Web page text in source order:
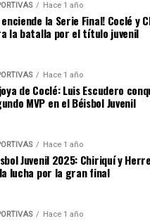
Hace 1 año
enciende la Serie Final! Coclé y
la batalla por el título juvenil
Hace 1 año
de Coclé: Luis Escudero
MVP en el Béisbol Juvenil
Hace 1 año
Juvenil 2025: Chiriquí y
lucha por la gran final
Hace 1 año